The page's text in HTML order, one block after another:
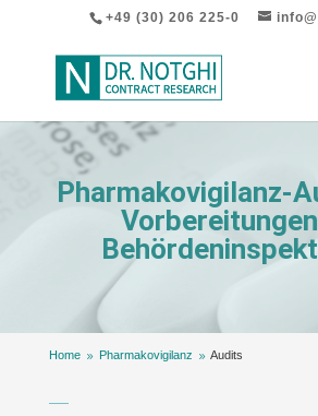
+49 (30) 206 225-0
Pharmakovigilanz-
Home 9 Pharmakovigilanz 9 Audits